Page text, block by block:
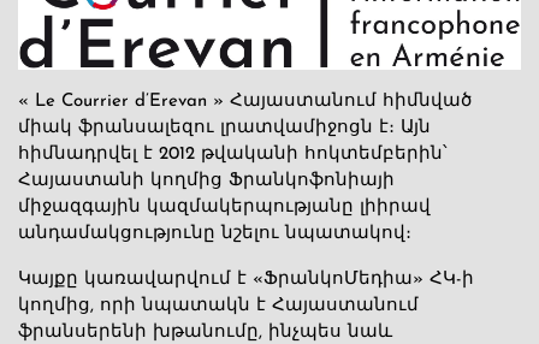
« Le Courrier d’Erevan » Հայաստանում հիմնված
միակ ֆրանսալեզու լրատվամիջոցն է։ Այն
հիմնադրվել է 2012 թվականի հոկտեմբերին՝
Հայաստանի կողմից Ֆրանկոֆոնիայի
միջազգային կազմակերպությանը լիիրավ
անդամակցությունը նշելու նպատակով։
Կայքը կառավարվում է «ՖրանկոՄեդիա» ՀԿ-ի
կողմից, որի նպատակն է Հայաստանում
ֆրանսերենի խթանումը, ինչպես նաև